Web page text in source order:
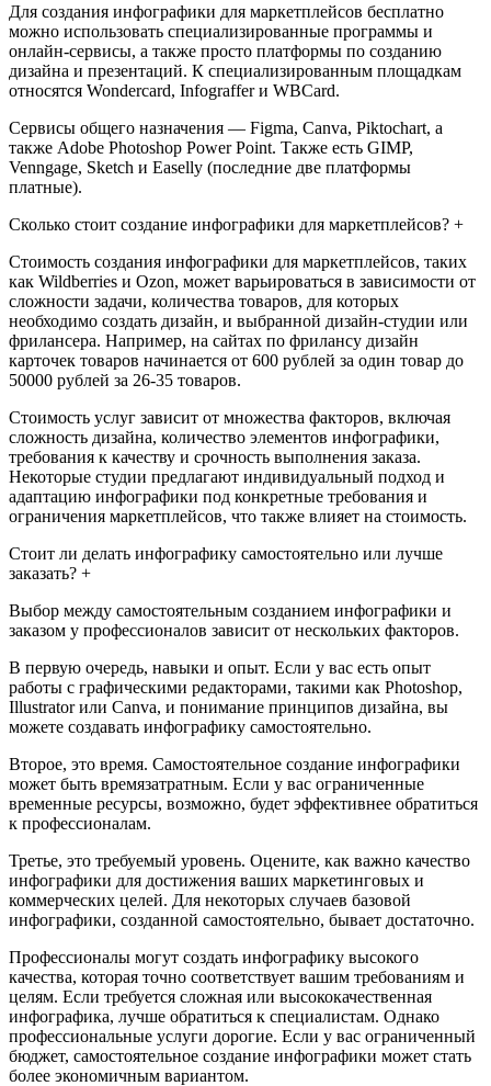
Для создания инфографики для маркетплейсов бесплатно
можно использовать специализированные программы и
онлайн-сервисы, а также просто платформы по созданию
дизайна и презентаций. К специализированным площадкам
относятся Wondercard, Infograffer и WBCard.
Сервисы общего назначения — Figma, Canva, Piktochart, а
также Adobe Photoshop Power Point. Также есть GIMP,
Venngage, Sketch и Easelly (последние две платформы
платные).
Сколько стоит создание инфографики для маркетплейсов? +
Стоимость создания инфографики для маркетплейсов, таких
как Wildberries и Ozon, может варьироваться в зависимости от
сложности задачи, количества товаров, для которых
необходимо создать дизайн, и выбранной дизайн-студии или
фрилансера. Например, на сайтах по фрилансу дизайн
карточек товаров начинается от 600 рублей за один товар до
50000 рублей за 26-35 товаров.
Стоимость услуг зависит от множества факторов, включая
сложность дизайна, количество элементов инфографики,
требования к качеству и срочность выполнения заказа.
Некоторые студии предлагают индивидуальный подход и
адаптацию инфографики под конкретные требования и
ограничения маркетплейсов, что также влияет на стоимость.
Стоит ли делать инфографику самостоятельно или лучше
заказать? +
Выбор между самостоятельным созданием инфографики и
заказом у профессионалов зависит от нескольких факторов.
В первую очередь, навыки и опыт. Если у вас есть опыт
работы с графическими редакторами, такими как Photoshop,
Illustrator или Canva, и понимание принципов дизайна, вы
можете создавать инфографику самостоятельно.
Второе, это время. Самостоятельное создание инфографики
может быть времязатратным. Если у вас ограниченные
временные ресурсы, возможно, будет эффективнее обратиться
к профессионалам.
Третье, это требуемый уровень. Оцените, как важно качество
инфографики для достижения ваших маркетинговых и
коммерческих целей. Для некоторых случаев базовой
инфографики, созданной самостоятельно, бывает достаточно.
Профессионалы могут создать инфографику высокого
качества, которая точно соответствует вашим требованиям и
целям. Если требуется сложная или высококачественная
инфографика, лучше обратиться к специалистам. Однако
профессиональные услуги дорогие. Если у вас ограниченный
бюджет, самостоятельное создание инфографики может стать
более экономичным вариантом.